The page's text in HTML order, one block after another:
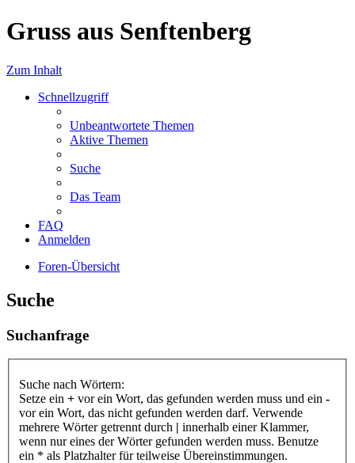
Gruss aus Senftenberg
Zum Inhalt
Schnellzugriff
Unbeantwortete Themen
Aktive Themen
Suche
Das Team
FAQ
Anmelden
Foren-Übersicht
Suche
Suchanfrage
Suche nach Wörtern:
Setze ein + vor ein Wort, das gefunden werden muss und ein -
vor ein Wort, das nicht gefunden werden darf. Verwende
mehrere Wörter getrennt durch | innerhalb einer Klammer,
wenn nur eines der Wörter gefunden werden muss. Benutze
ein * als Platzhalter für teilweise Übereinstimmungen.